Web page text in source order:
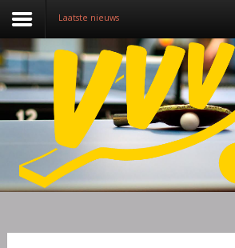
Nieuws
Over VVV
Lidmaatschap
Competitie
Laatste nieuws